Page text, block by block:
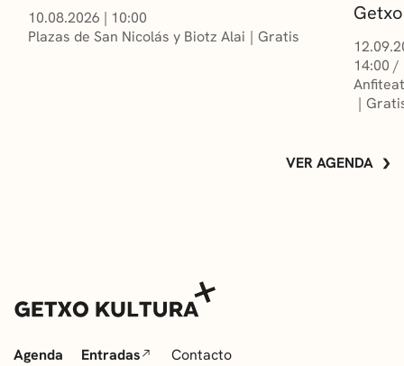
10.08.2026 | 10:00
Plazas de San Nicolás y Biotz Alai
Gratis
14:00 /
VER AGENDA
Agenda Entradas Contacto